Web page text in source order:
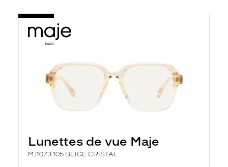
Lunettes de vue Maje
MJ1073 105 BEIGE CRISTAL